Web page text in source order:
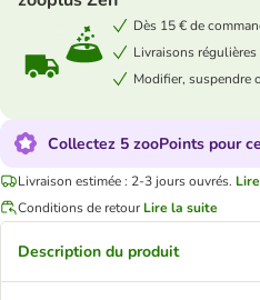
Dès 15 € de
Livraisons régulières
Modifier, suspendre
Collectez 5 zooPoints pour
Livraison estimée : 2-3 jours ouvrés.
Conditions de retour Lire la suite
Description du produit